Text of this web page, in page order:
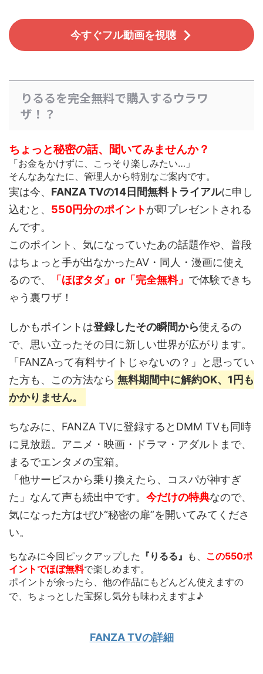
今すぐフル動画を視聴
りるるを完全無料で購入するウラワ
ザ！？
ちょっと秘密の話、聞いてみませんか？
「お金をかけずに、こっそり楽しみたい…」
そんなあなたに、管理人から特別なご案内です。
実は今、 FANZA TVの14日間無料トライアルに申し
込むと、 550円分のポイントが即プレゼントされる
んです。
このポイント、 気になっていたあの話題作や、普段
はちょっと手が出なかったAV・同人・漫画に使え
るので、
「ほぼタダ」or「完全無料」 で体験できち
ゃう裏ワザ！
しかもポイントは登録したその瞬間から使えるの
で、思い立ったその日に新しい世界が広がります。
「FANZAって有料サイトじゃないの？」と思ってい
た方も、この方法なら 無料期間中に解約OK、1円も
かかりません。
ちなみに、FANZA TVに登録するとDMM TVも同時
に見放題。アニメ・映画・ドラマ・アダルトまで、
まるでエンタメの宝箱。
「他サービスから乗り換えたら、コスパが神すぎ
た」なんて声も続出中です。 今だけの特典なので、
気になった方はぜひ“秘密の扉”を開いてみてくださ
い。
ちなみに今回ピックアップした 『りるる』 も、 この550ポ
イントでほぼ無料で楽しめます。
ポイントが余ったら、他の作品にもどんどん使えますの
で、ちょっとした宝探し気分も味わえますよ♪
FANZA TVの詳細